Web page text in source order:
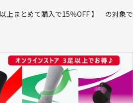
上まとめて購入で15％OFF 】 の対象で